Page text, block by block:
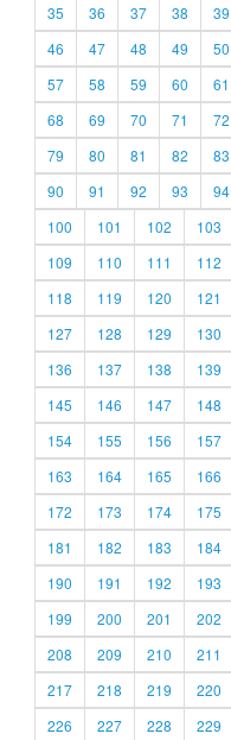
35
36 37 38 39
46
47 48 49 50
57
58 59 60 61
68
69 70 71 72
79
80 81 82 83
90
91 92 93 94
100
101 102 103
109
110 111 112
118
119 120 121
127
128 129 130
136
137 138 139
145
146 147 148
154
155 156 157
163
164 165 166
172
173 174 175
181
182 183 184
190
191 192 193
199
200 201 202
208
209 210 211
217
218 219 220
226
227 228 229